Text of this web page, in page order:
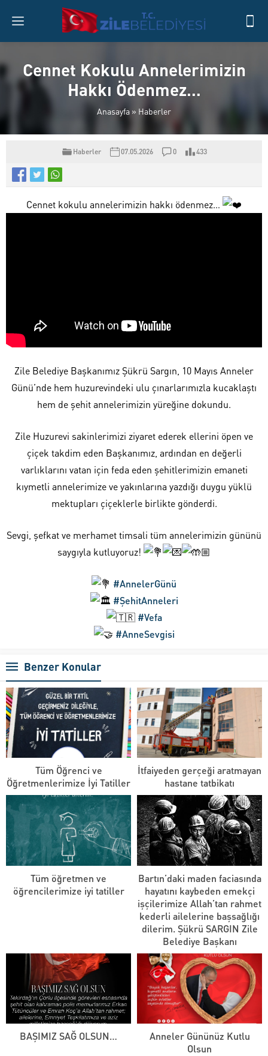
Cennet Kokulu Annelerimizin
Hakkı Ödenmez…
Anasayfa » Haberler
Haberler 07.05.2026 0 433
Cennet kokulu annelerimizin hakkı ödenmez…
Zile Belediye Başkanımız Şükrü Sargın, 10 Mayıs Anneler
Günü’nde hem huzurevindeki ulu çınarlarımızla kucaklaştı
hem de şehit annelerimizin yüreğine dokundu.
Zile Huzurevi sakinlerimizi ziyaret ederek ellerini öpen ve
çiçek takdim eden Başkanımız, ardından en değerli
varlıklarını vatan için feda eden şehitlerimizin emaneti
kıymetli annelerimize ve yakınlarına yazdığı duygu yüklü
mektupları çiçeklerle birlikte gönderdi.
Sevgi, şefkat ve merhamet timsali tüm annelerimizin gününü
saygıyla kutluyoruz!
#AnnelerGünü
#ŞehitAnneleri
#Vefa
#AnneSevgisi
Benzer Konular
Tüm Öğrenci ve
Öğretmenlerimize İyi Tatiller
İtfaiyeden gerçeği aratmayan
hastane tatbikatı
Tüm öğretmen ve
öğrencilerimize iyi tatiller
Bartın’daki maden faciasında
hayatını kaybeden emekçi
işçilerimize Allah’tan rahmet
kederli ailelerine başsağlığı
dilerim. Şükrü SARGIN Zile
Belediye Başkanı
BAŞIMIZ SAĞ OLSUN…
Anneler Gününüz Kutlu
Olsun